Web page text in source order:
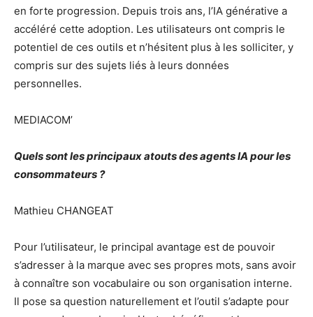
en forte progression. Depuis trois ans, l’IA générative a
accéléré cette adoption. Les utilisateurs ont compris le
potentiel de ces outils et n’hésitent plus à les solliciter, y
compris sur des sujets liés à leurs données
personnelles.
MEDIACOM’
Quels sont les principaux atouts des agents IA pour les
consommateurs ?
Mathieu CHANGEAT
Pour l’utilisateur, le principal avantage est de pouvoir
s’adresser à la marque avec ses propres mots, sans avoir
à connaître son vocabulaire ou son organisation interne.
Il pose sa question naturellement et l’outil s’adapte pour